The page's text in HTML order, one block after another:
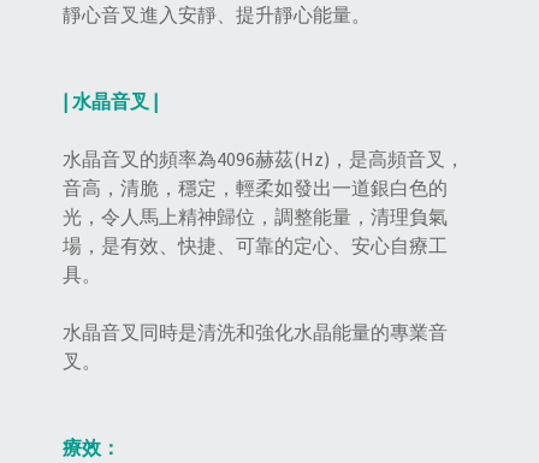
靜心音叉進入安靜、提升靜心能量。
| 水晶音叉 |
水晶音叉的頻率為4096赫茲(Hz)，是高頻音叉，
音高，清脆，穩定，輕柔如發出一道銀白色的
光，令人馬上精神歸位，調整能量，清理負氣
場，是有效、快捷、可靠的定心、安心自療工
具。
水晶音叉同時是清洗和強化水晶能量的專業音
叉。
療效：